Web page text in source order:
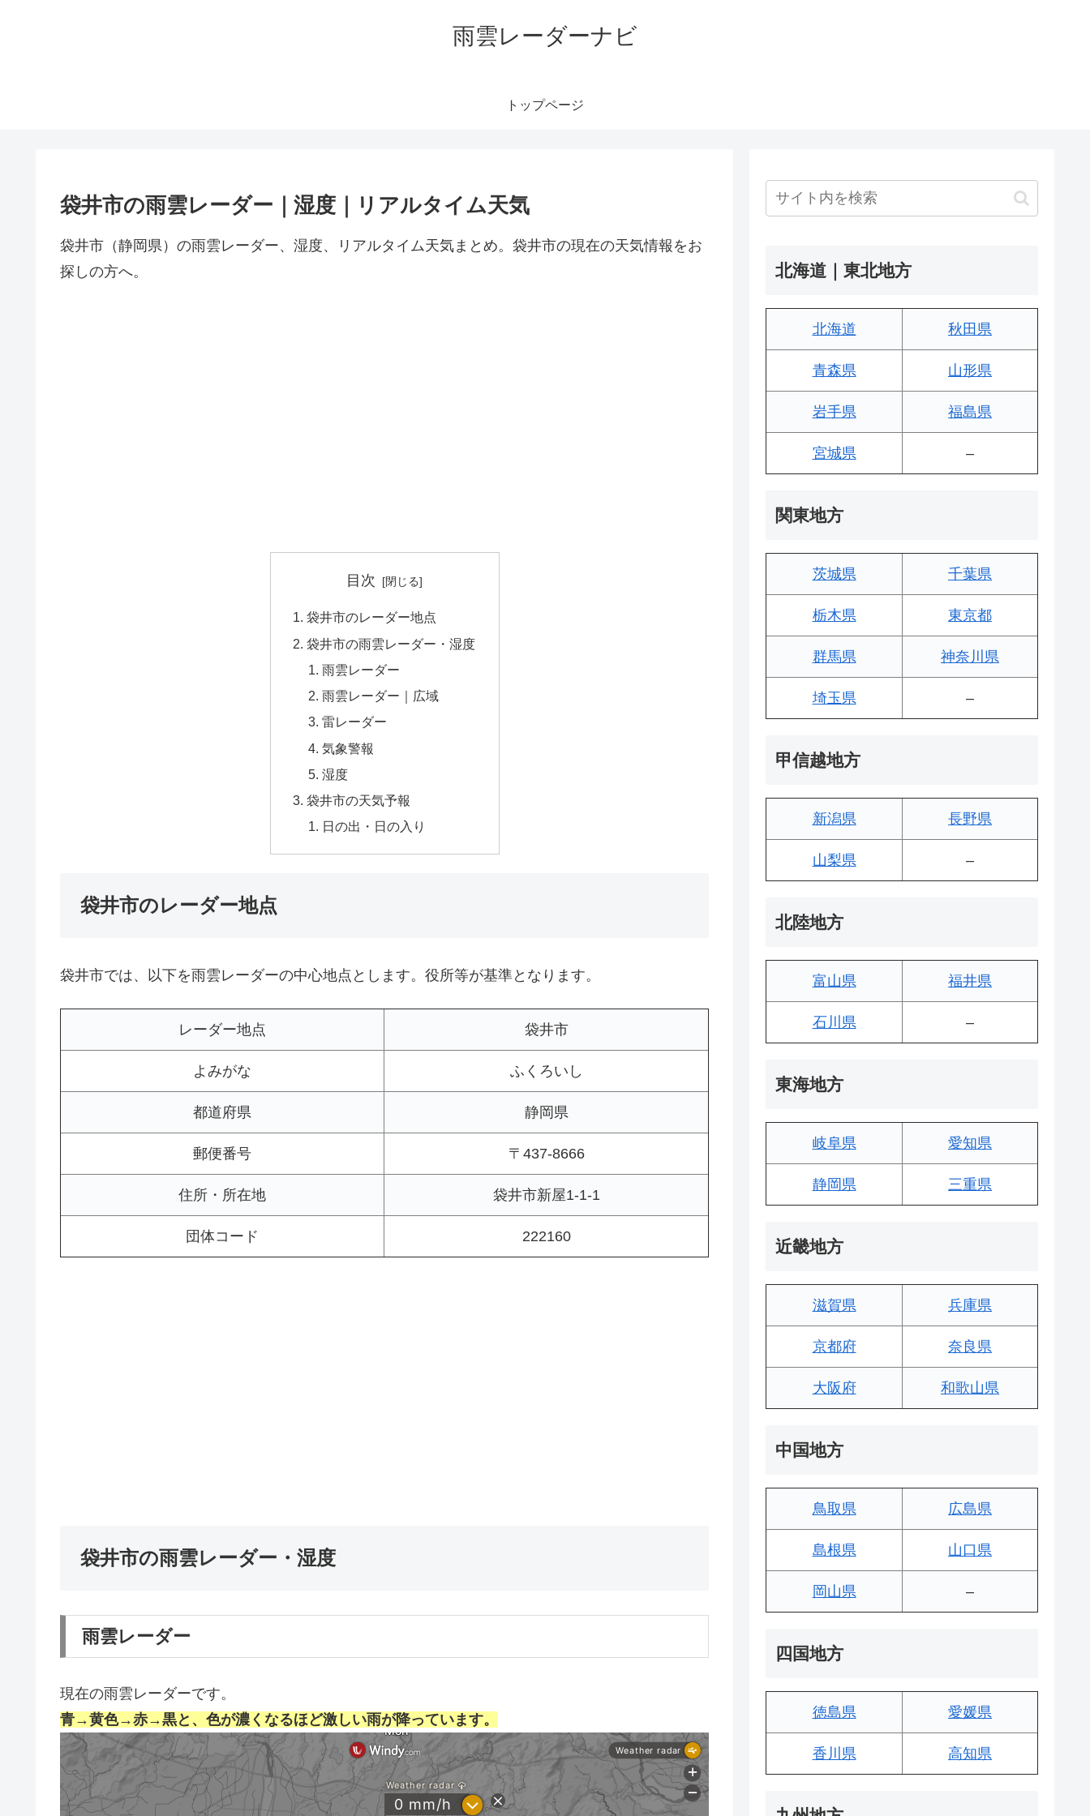
雨雲レーダーナビ
トップページ
袋井市の雨雲レーダー｜湿度｜リアルタイム天気
袋井市（静岡県）の雨雲レーダー、湿度、リアルタイム天気まとめ。袋井市の現在の天気情報をお
探しの方へ。
目次
袋井市のレーダー地点
袋井市の雨雲レーダー・湿度
雨雲レーダー
雨雲レーダー｜広域
雷レーダー
気象警報
湿度
袋井市の天気予報
日の出・日の入り
袋井市のレーダー地点
袋井市では、以下を雨雲レーダーの中心地点とします。役所等が基準となります。
レーダー地点 袋井市
よみがな ふくろいし
都道府県 静岡県
郵便番号 〒437-8666
住所・所在地 袋井市新屋1-1-1
団体コード 222160
袋井市の雨雲レーダー・湿度
雨雲レーダー
現在の雨雲レーダーです。
青→黄色→赤→黒と、色が濃くなるほど激しい雨が降っています。
北海道｜東北地方
北海道 秋田県
青森県 山形県
岩手県 福島県
宮城県 –
関東地方
茨城県 千葉県
栃木県 東京都
群馬県 神奈川県
埼玉県 –
甲信越地方
新潟県 長野県
山梨県 –
北陸地方
富山県 福井県
石川県 –
東海地方
岐阜県 愛知県
静岡県 三重県
近畿地方
滋賀県 兵庫県
京都府 奈良県
大阪府 和歌山県
中国地方
鳥取県 広島県
島根県 山口県
岡山県 –
四国地方
徳島県 愛媛県
香川県 高知県